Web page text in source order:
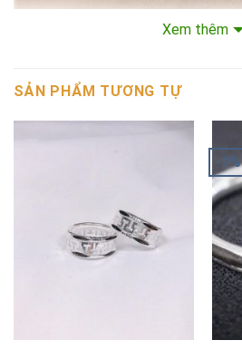
Xem thêm
SẢN PHẨM TƯƠNG TỰ
-1%